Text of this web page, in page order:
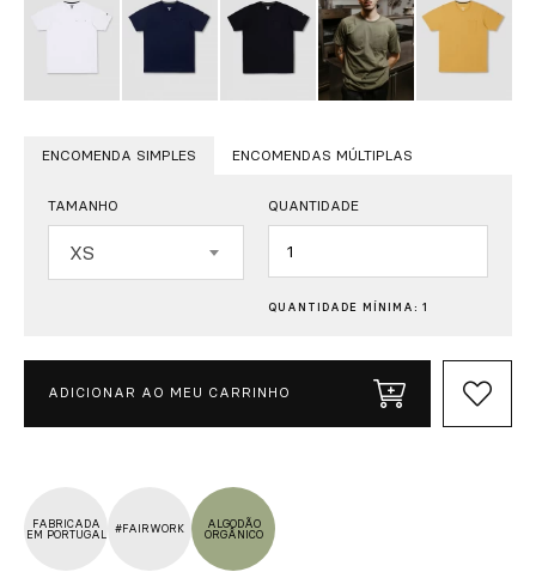
ENCOMENDA SIMPLES ENCOMENDAS MÚLTIPLAS
TAMANHO
XS
QUANTIDADE
Quantidade
QUANTIDADE MÍNIMA: 1
ADICIONAR AO MEU CARRINHO
FABRICADA
EM PORTUGAL
#FAIRWORK
ALGODÃO
ORGÂNICO